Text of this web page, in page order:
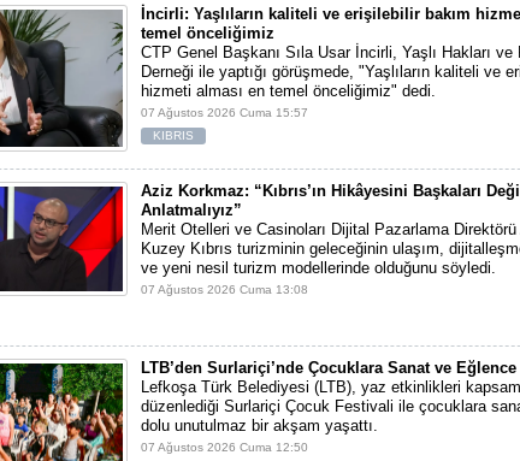
İncirli: Yaşlıların kaliteli ve erişilebilir bakım
temel önceliğimiz
CTP Genel Başkanı Sıla Usar İncirli, Yaşlı Hakları ve
Derneği ile yaptığı görüşmede, "Yaşlıların kaliteli ve
hizmeti alması en temel önceliğimiz" dedi.
07 Ağustos 2026 Cuma 15:57
KIBRIS
Aziz Korkmaz: “Kıbrıs’ın Hikâyesini Başkaları
Anlatmalıyız”
Merit Otelleri ve Casinoları Dijital Pazarlama Direktörü
Kuzey Kıbrıs turizminin geleceğinin ulaşım,
ve yeni nesil turizm modellerinde olduğunu söyledi.
07 Ağustos 2026 Cuma 13:08
LTB’den Surlariçi’nde Çocuklara Sanat ve
Lefkoşa Türk Belediyesi (LTB), yaz etkinlikleri
düzenlediği Surlariçi Çocuk Festivali ile çocuklara
dolu unutulmaz bir akşam yaşattı.
07 Ağustos 2026 Cuma 12:50